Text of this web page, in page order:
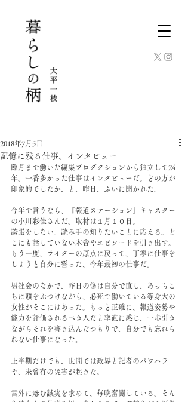
記憶に残る仕事、インタビュー
2018年7月5日
臨月まで働いた編集プロダクションから独立して24
年。一番多かった仕事はインタビューだ。どの方が
印象的でしたか、と、昨日、ふいに聞かれた。
今年で言うなら、『報道ステーション』キャスター
の小川彩佳さんだ。取材は１月１０日。
誇張をしない。読み手の知りたいことに応える。ど
こにも話していない本音やエピソードを引き出す。
もう一度、ライターの原点に戻って、丁寧に仕事を
しようと自分に誓った、今年最初の仕事だ。
男社会のなかで、昨日の傷は自分で直し、あっちこ
ちに頭をぶつけながら、必死で働いている等身大の
女性がそこにはあった。もっと正確に、報道姿勢や
能力を評価されるべき人だと率直に感じ、一歩引き
ながらそれを書き込んだつもりで、自分でも忘れら
れない仕事になった。
上半期だけでも、世間では政界と記者のパワハラ
や、未曾有の災害が起きた。
言外に滲む誠実を求めて、毎晩奮闘している。そん